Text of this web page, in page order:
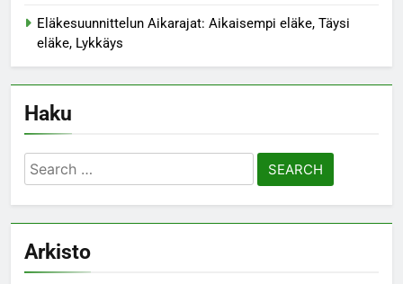
Eläkesuunnittelun Aikarajat: Aikaisempi eläke, Täysi
eläke, Lykkäys
Haku
Search
for:
Arkisto